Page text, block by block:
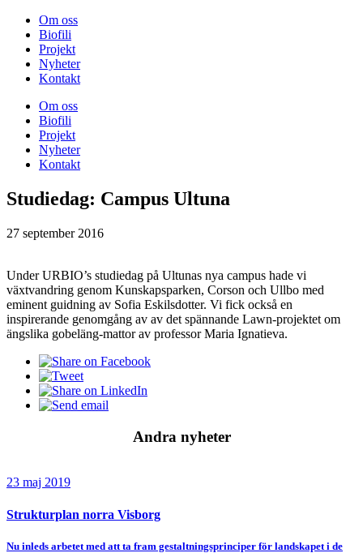
Om oss
Biofili
Projekt
Nyheter
Kontakt
Om oss
Biofili
Projekt
Nyheter
Kontakt
Studiedag: Campus Ultuna
27 september 2016
Under URBIO’s studiedag på Ultunas nya campus hade vi
växtvandring genom Kunskapsparken, Corson och Ullbo med
eminent guidning av Sofia Eskilsdotter. Vi fick också en
inspirerande genomgång av av det spännande Lawn-projektet om
ängslika gobeläng-mattor av professor Maria Ignatieva.
Andra nyheter
23 maj 2019
Strukturplan norra Visborg
Nu inleds arbetet med att ta fram gestaltningsprinciper för landskapet i de